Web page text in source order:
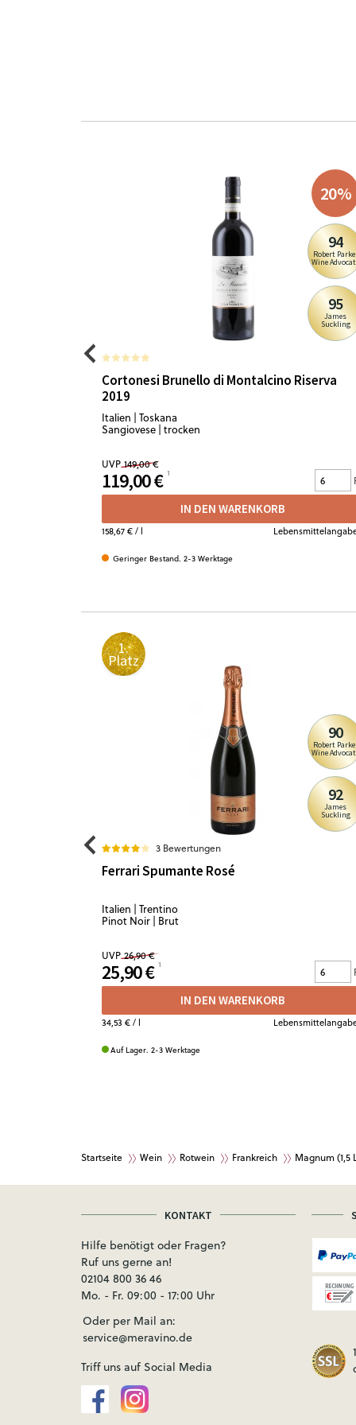
20%
94
Robert
Wine
95
James
Suckling
Cortonesi Brunello di Montalcino Riserva
2019
Italien | Toskana
Sangiovese | trocken
UVP 149,00 €
119,00 €
IN DEN WARENKORB
158,67 €/ l
Geringer Bestand. 2-3 Werktage
1.
Platz
90
Robert
Wine
92
James
Suckling
3 Bewertungen
Ferrari Spumante Rosé
Italien | Trentino
Pinot Noir | Brut
UVP 26,90 €
25,90 €
IN DEN WARENKORB
34,53 €/ l
Auf Lager. 2-3 Werktage
Startseite Wein Rotwein Frankreich Magnum (1,5
KONTAKT
Hilfe benötigt oder Fragen?
Ruf uns gerne an!
02104 800 36 46
Mo. - Fr. 09:00 - 17:00 Uhr
Oder per Mail an:
service@meravino.de
Triff uns auf Social Media